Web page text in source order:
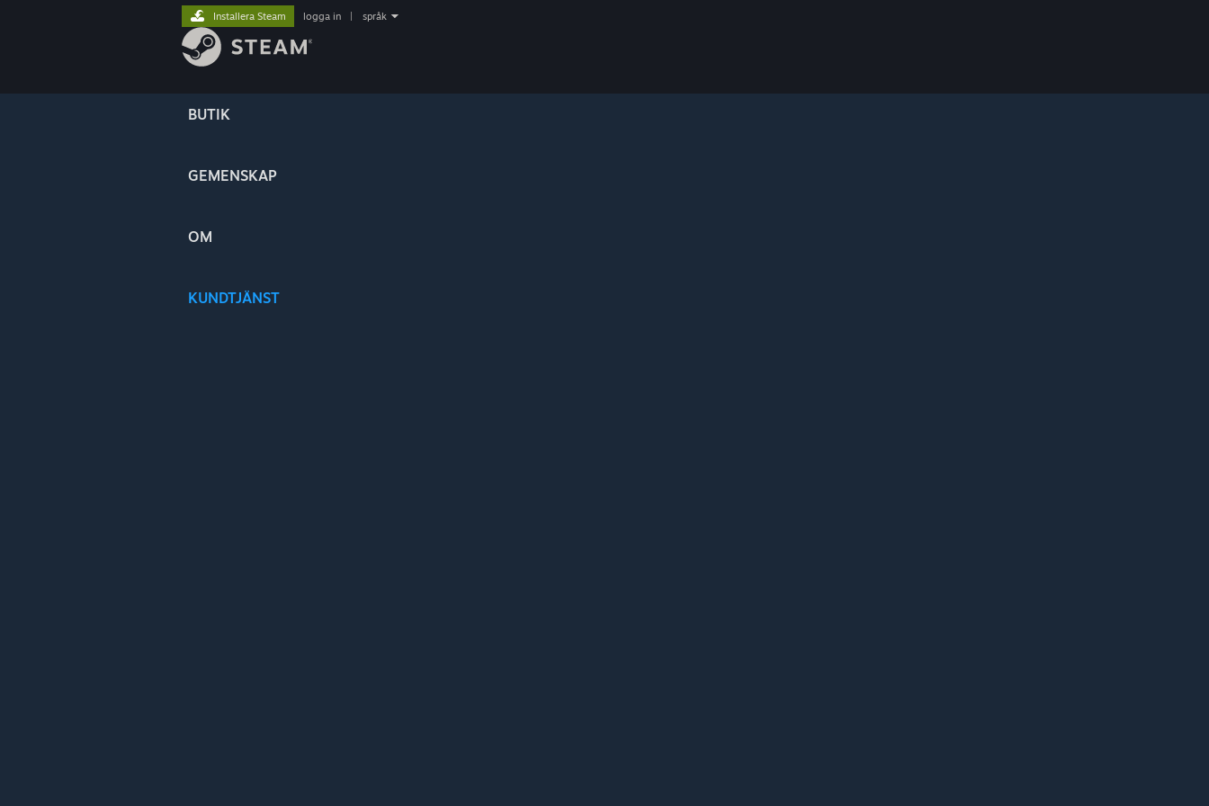
BUTIK
GEMENSKAP
OM
KUNDTJÄNST
Installera Steam logga in språk